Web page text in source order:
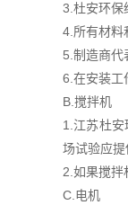
3.杜安环保
4.所有材料
5.制造商代
6.在安装工
B.搅拌机
1.江苏杜
场试验应
2.如果搅拌
C.电机